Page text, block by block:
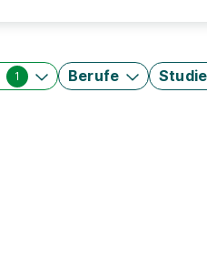
1 Berufe